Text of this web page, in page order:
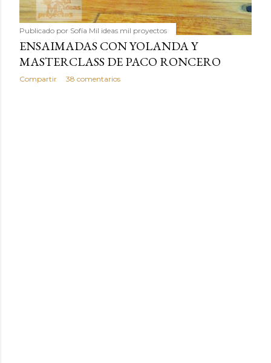
Publicado por Sofía Mil ideas mil proyectos
ENSAIMADAS CON YOLANDA Y
MASTERCLASS DE PACO RONCERO
Compartir 38 comentarios